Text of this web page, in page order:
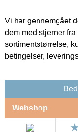
Vi har gennemgået
dem med stjerner
sortimentstørrelse,
betingelser,
Webshop